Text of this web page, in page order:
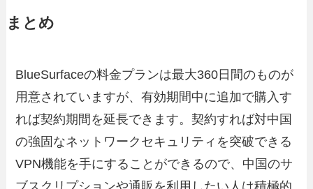
まとめ
BlueSurfaceの料金プランは最大360日間のものが
用意されていますが、有効期間中に追加で購入す
れば契約期間を延長できます。契約すれば対中国
の強固なネットワークセキュリティを突破できる
VPN機能を手にすることができるので、中国のサ